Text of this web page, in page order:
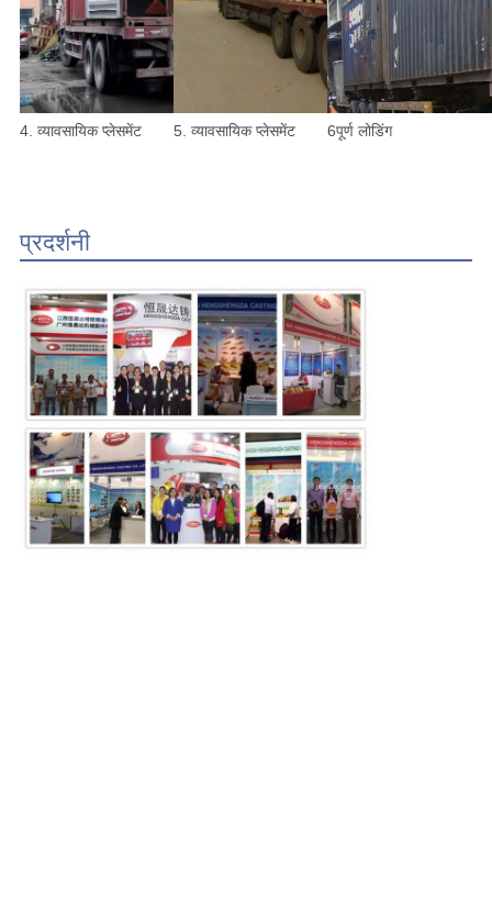
4. व्यावसायिक प्लेसमेंट 5. व्यावसायिक प्लेसमेंट 6पूर्ण लोडिंग
प्रदर्शनी